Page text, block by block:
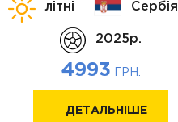
літні Сербія
2025p.
4993 ГРН.
ДЕТАЛЬНІШЕ